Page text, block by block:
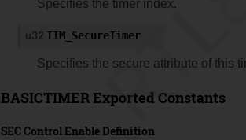
Specifies the timer index.
u32 TIM_SecureTimer
Specifies the secure attribute of this
BASICTIMER Exported Constants
SEC Control Enable Definition